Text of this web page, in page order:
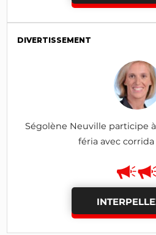
DIVERTISSEMENT
Ségolène Neuville participe
féria avec